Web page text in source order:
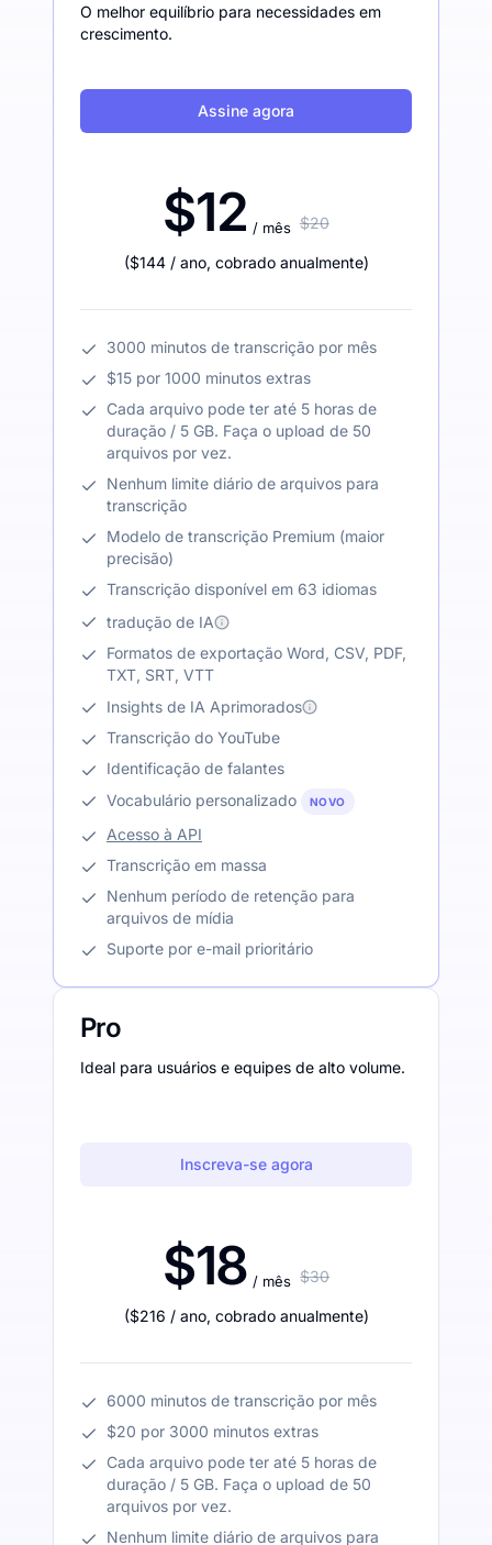
O melhor equilíbrio para necessidades em
crescimento.
Assine agora
$12 / mês $20
($144 / ano, cobrado anualmente)
3000 minutos de transcrição por mês
$15 por 1000 minutos extras
Cada arquivo pode ter até 5 horas de
duração / 5 GB. Faça o upload de 50
arquivos por vez.
Nenhum limite diário de arquivos para
transcrição
Modelo de transcrição Premium (maior
precisão)
Transcrição disponível em 63 idiomas
tradução de IA
Formatos de exportação Word, CSV, PDF,
TXT, SRT, VTT
Insights de IA Aprimorados
Transcrição do YouTube
Identificação de falantes
Vocabulário personalizado
NOVO
Acesso à API
Transcrição em massa
Nenhum período de retenção para
arquivos de mídia
Suporte por e-mail prioritário
Pro
Ideal para usuários e equipes de alto volume.
Inscreva-se agora
$18 / mês $30
($216 / ano, cobrado anualmente)
6000 minutos de transcrição por mês
$20 por 3000 minutos extras
Cada arquivo pode ter até 5 horas de
duração / 5 GB. Faça o upload de 50
arquivos por vez.
Nenhum limite diário de arquivos para